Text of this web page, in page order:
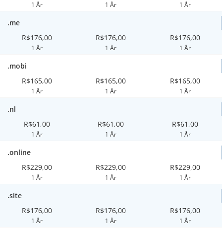
1 År 1 År 1 År
.me
R$176,00
1 År
R$176,00
1 År
R$176,00
1 År
.mobi
R$165,00
1 År
R$165,00
1 År
R$165,00
1 År
.nl
R$61,00
1 År
R$61,00
1 År
R$61,00
1 År
.online
R$229,00
1 År
R$229,00
1 År
R$229,00
1 År
.site
R$176,00
1 År
R$176,00
1 År
R$176,00
1 År